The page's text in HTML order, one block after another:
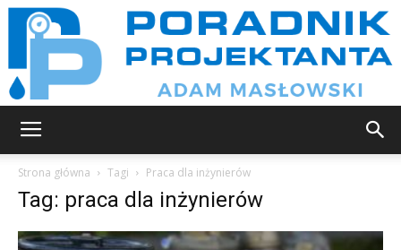
Strona główna Tagi Praca dla inżynierów
Tag: praca dla inżynierów